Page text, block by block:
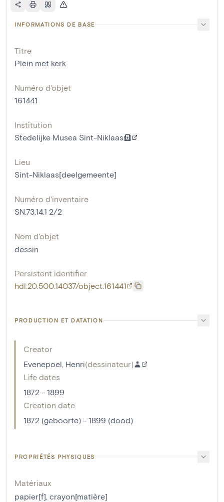
INFORMATIONS DE BASE
Titre
Plein met kerk
Numéro d'objet
161441
Institution
Stedelijke Musea Sint-Niklaas
Lieu
Sint-Niklaas[deelgemeente]
Numéro d'inventaire
SN.73.14.1 2/2
Nom d'objet
dessin
Persistent identifier
hdl:20.500.14037/object.161441
PRODUCTION ET DATATION
Creator
Evenepoel, Henri(dessinateur)
Life dates
1872 - 1899
Creation date
1872 (geboorte) - 1899 (dood)
PROPRIÉTÉS PHYSIQUES
Matériaux
papier[f], crayon[matière]